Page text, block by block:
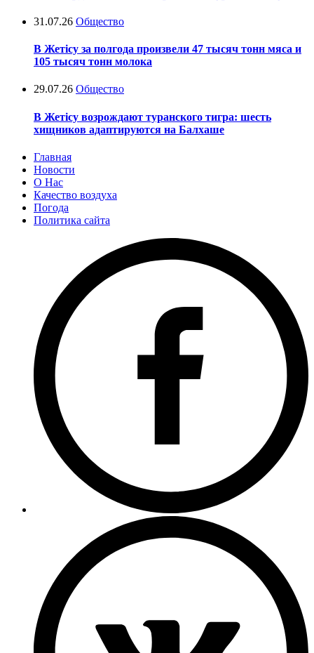
31.07.26 Общество
В Жетісу за полгода произвели 47 тысяч тонн мяса и
105 тысяч тонн молока
29.07.26 Общество
В Жетісу возрождают туранского тигра: шесть
хищников адаптируются на Балхаше
Главная
Новости
О Нас
Качество воздуха
Погода
Политика сайта